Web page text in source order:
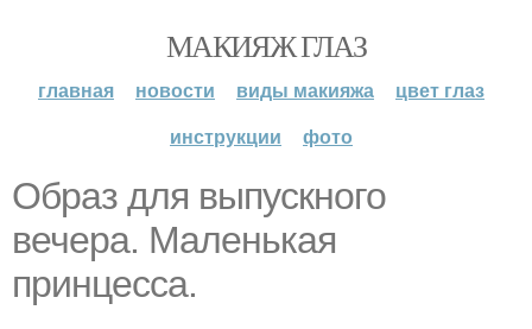
МАКИЯЖ ГЛАЗ
главная новости виды макияжа
цвет глаз
инструкции
фото
Образ для выпускного
вечера. Маленькая
принцесса.